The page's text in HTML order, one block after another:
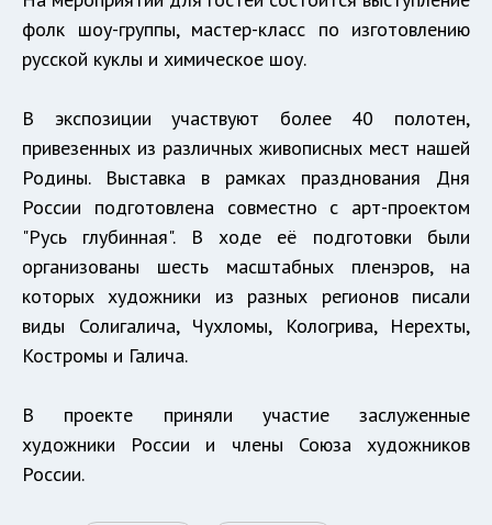
фолк шоу-группы, мастер-класс по изготовлению
русской куклы и химическое шоу.
В экспозиции участвуют более 40 полотен,
привезенных из различных живописных мест нашей
Родины. Выставка в рамках празднования Дня
России подготовлена совместно с арт-проектом
"Русь глубинная". В ходе её подготовки были
организованы шесть масштабных пленэров, на
которых художники из разных регионов писали
виды Солигалича, Чухломы, Кологрива, Нерехты,
Костромы и Галича.
В проекте приняли участие заслуженные
художники России и члены Союза художников
России.